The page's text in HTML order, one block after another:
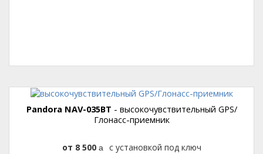
Pandora NAV-035BT - высокочувствительный GPS/
Глонасс-приемник
8 500 руб.
с установкой под ключ